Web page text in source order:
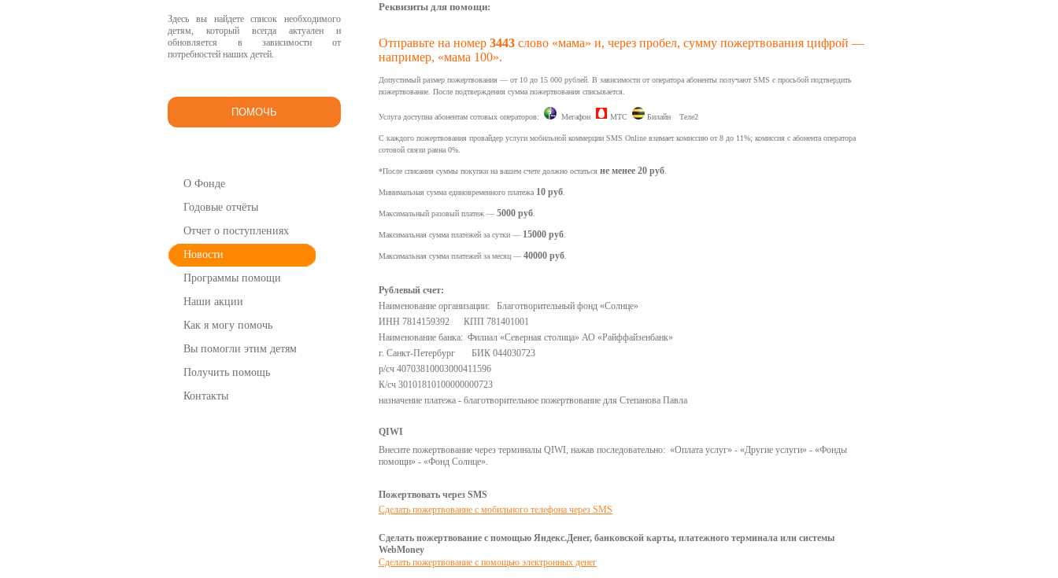
Здесь вы найдете список необходимого
детям, который всегда актуален и
обновляется в зависимости от
потребностей наших детей.
ПОМОЧЬ
О Фонде
Годовые отчёты
Отчет о поступлениях
Новости
Программы помощи
Наши акции
Как я могу помочь
Вы помогли этим детям
Получить помощь
Контакты
Реквизиты для помощи:
Отправьте на номер 3443 слово «мама» и, через пробел, сумму пожертвования цифрой —
например, «мама 100».
Допустимый размер пожертвования — от 10 до 15 000 рублей. В зависимости от оператора абоненты получают SMS с просьбой подтвердить
пожертвование. После подтверждения сумма пожертвования списывается.
Услуга доступна абонентам сотовых операторов: Мегафон МТС Билайн Теле2
С каждого пожертвования провайдер услуги мобильной коммерции SMS Online взимает комиссию от 8 до 11%; комиссия с абонента оператора
сотовой связи равна 0%.
*После списания суммы покупки на вашем счете должно остаться не менее 20 руб
Минимальная сумма единовременного платежа 10 руб
Максимальный разовый платеж — 5000 руб
Максимальная сумма платежей за сутки — 15000 руб
Максимальная сумма платежей за месяц — 40000 руб
Рублевый счет:
Наименование организации: Благотворительный фонд «Солнце»
ИНН 7814159392 КПП 781401001
Наименование банка: Филиал «Северная столица» АО «Райффайзенбанк»
г. Санкт-Петербург БИК 044030723
р/сч 40703810003000411596
К/сч 30101810100000000723
назначение платежа - благотворительное пожертвование для Степанова Павла
QIWI
Внесите пожертвование через терминалы QIWI, нажав последовательно: «Оплата услуг» - «Другие услуги» - «Фонды
помощи» - «Фонд Солнце».
Пожертвовать через SMS
Сделать пожертвование с мобильного телефона через SMS
Сделать пожертвование с помощью Яндекс.Денег, банковской карты, платежного терминала или системы
WebMoney
Сделать пожертвование с помощью электронных денег